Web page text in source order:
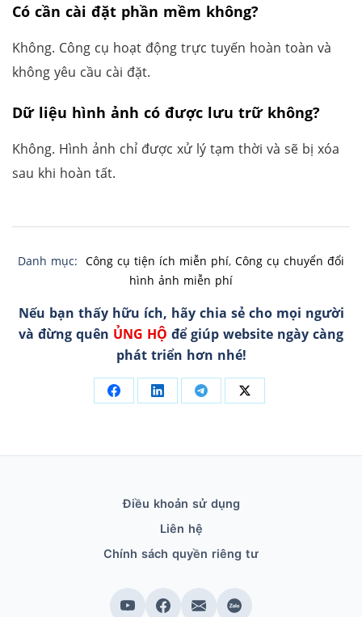
Có cần cài đặt phần mềm không?
Không. Công cụ hoạt động trực tuyến hoàn toàn và
không yêu cầu cài đặt.
Dữ liệu hình ảnh có được lưu trữ không?
Không. Hình ảnh chỉ được xử lý tạm thời và sẽ bị xóa
sau khi hoàn tất.
Danh mục: Công cụ tiện ích miễn phí, Công cụ chuyển đổi
hình ảnh miễn phí
Nếu bạn thấy hữu ích, hãy chia sẻ cho mọi người
và đừng quên ỦNG HỘ để giúp website ngày càng
phát triển hơn nhé!
Điều khoản sử dụng
Liên hệ
Chính sách quyền riêng tư